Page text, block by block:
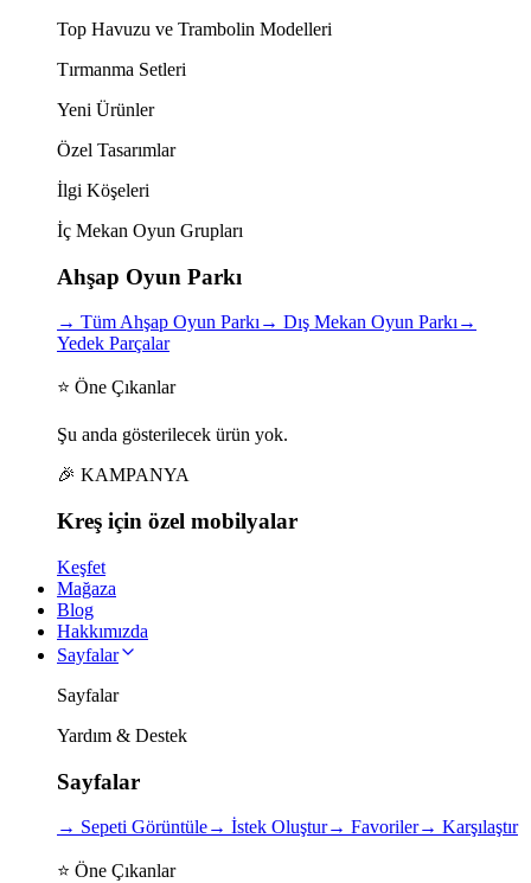
Top Havuzu ve Trambolin Modelleri
Tırmanma Setleri
Yeni Ürünler
Özel Tasarımlar
İlgi Köşeleri
İç Mekan Oyun Grupları
Ahşap Oyun Parkı
→ Tüm Ahşap Oyun Parkı→ Dış Mekan Oyun Parkı→
Yedek Parçalar
⭐ Öne Çıkanlar
Şu anda gösterilecek ürün yok.
🎉 KAMPANYA
Kreş için özel mobilyalar
Keşfet
Mağaza
Blog
Hakkımızda
Sayfalar
Sayfalar
Yardım & Destek
Sayfalar
→ Sepeti Görüntüle→ İstek Oluştur→ Favoriler→ Karşılaştır
⭐ Öne Çıkanlar